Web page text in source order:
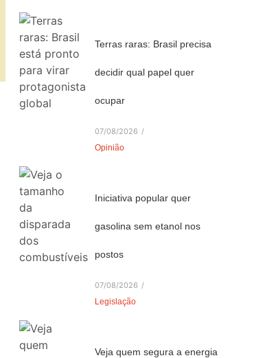
Terras raras: Brasil precisa
decidir qual papel quer
ocupar
07/08/2026 /
Opinião
Iniciativa popular quer
gasolina sem etanol nos
postos
07/08/2026 /
Legislação
Veja quem segura a energia